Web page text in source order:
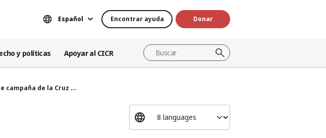
Español Encontrar ayuda Donar
y políticas Apoyar al CICR
campaña de la Cruz ...